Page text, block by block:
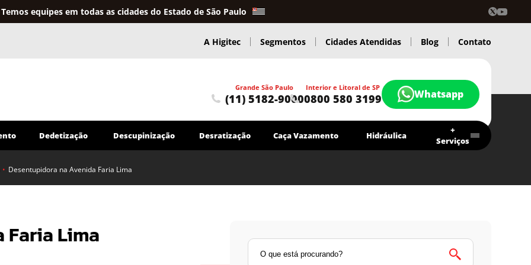
• Desentupidora na Avenida Faria Lima
Faria Lima
Temos equipes em todas as cidades do Estado de São Paulo
A Higitec Segmentos Cidades Atendidas Blog Contato
Grande São Paulo
(11) 5182-9000
Interior e Litoral de SP
0800 580 3199 Whatsapp
Dedetização Descupinização Desratização Caça Vazamento Hidráulica
+
Serviços
Caça Vazamentos
Troca e reparo de tubulações em geral
Encanador
Atendimento 24 Hs.